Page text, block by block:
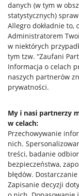
danych (w tym w
statystycznych)
Allegro dokładnie to,
Administratorem
w niektórych
tym tzw. “Zaufani
Informacja o celach
naszych partnerów
prywatności.
My i nasi partnerzy
w celach:
Przechowywanie
nich.
treści, badanie
bezpieczeństwa,
błędów.
Zapisanie decyzji
Przydatne
Jak to działa
Allegro Gadane dla
Allegro Gadane dla
Mapa miejscowości
Informacje prawne